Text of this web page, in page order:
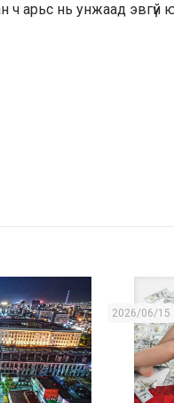
ч арьс нь унжаад эвгүй
2026/06/15